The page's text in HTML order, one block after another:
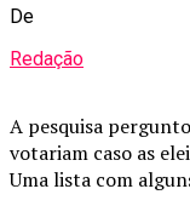
De
Redação
A pesquisa
votariam caso as
Uma lista com